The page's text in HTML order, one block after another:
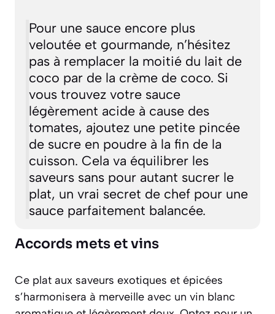
Pour une sauce encore plus
veloutée et gourmande, n’hésitez
pas à remplacer la moitié du lait de
coco par de la crème de coco. Si
vous trouvez votre sauce
légèrement acide à cause des
tomates, ajoutez une petite pincée
de sucre en poudre à la fin de la
cuisson. Cela va équilibrer les
saveurs sans pour autant sucrer le
plat, un vrai secret de chef pour une
sauce parfaitement balancée.
Accords mets et vins
Ce plat aux saveurs exotiques et épicées
s’harmonisera à merveille avec un vin blanc